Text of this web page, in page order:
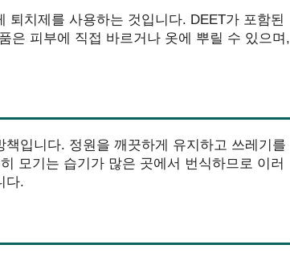
퇴치제를 사용하는 것입니다. DEET가 포함된
은 피부에 직접 바르거나 옷에 뿌릴 수 있으며,
입니다. 정원을 깨끗하게 유지하고 쓰레기를
모기는 습기가 많은 곳에서 번식하므로 이러
다.